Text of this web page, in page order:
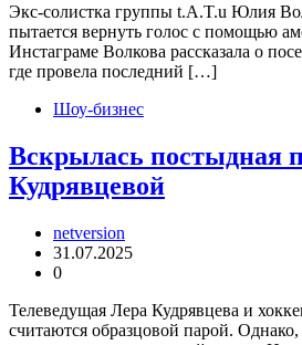
Экс-солистка группы t.A.T.u Юлия
пытается вернуть голос с помощью
Инстаграме Волкова рассказала о
где провела последний […]
Шоу-бизнес
Вскрылась постыдная
Кудрявцевой
netversion
31.07.2025
0
Телеведущая Лера Кудрявцева и
считаются образцовой парой. Однако,